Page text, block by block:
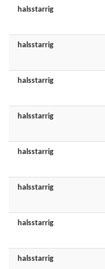
halsstarrig
halsstarrig
halsstarrig
halsstarrig
halsstarrig
halsstarrig
halsstarrig
halsstarrig